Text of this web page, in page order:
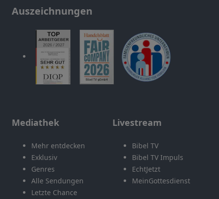
Auszeichnungen
Mediathek
Mehr entdecken
Exklusiv
Genres
Alle Sendungen
Letzte Chance
Livestream
Bibel TV
Bibel TV Impuls
EchtJetzt
MeinGottesdienst